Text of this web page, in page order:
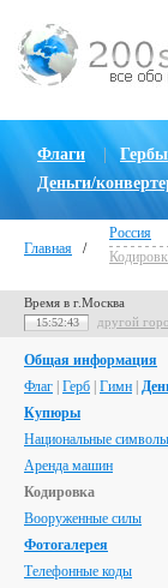
Флаги Гербы
Деньги/
Главная /
Россия
Время в г.Москва
15:52:44 другой
Общая информация
Флаг Герб Гимн
Купюры
Национальные символы
Аренда машин
Кодировка
Вооруженные силы
Фотогалерея
Телефонные коды